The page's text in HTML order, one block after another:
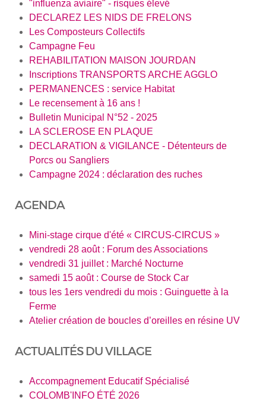
"influenza aviaire" - risques élevé
DECLAREZ LES NIDS DE FRELONS
Les Composteurs Collectifs
Campagne Feu
REHABILITATION MAISON JOURDAN
Inscriptions TRANSPORTS ARCHE AGGLO
PERMANENCES : service Habitat
Le recensement à 16 ans !
Bulletin Municipal N°52 - 2025
LA SCLEROSE EN PLAQUE
DECLARATION & VIGILANCE - Détenteurs de
Porcs ou Sangliers
Campagne 2024 : déclaration des ruches
AGENDA
Mini-stage cirque d'été « CIRCUS-CIRCUS »
vendredi 28 août : Forum des Associations
vendredi 31 juillet : Marché Nocturne
samedi 15 août : Course de Stock Car
tous les 1ers vendredi du mois : Guinguette à la
Ferme
Atelier création de boucles d’oreilles en résine UV
ACTUALITÉS DU VILLAGE
Accompagnement Educatif Spécialisé
COLOMB'INFO ÉTÉ 2026